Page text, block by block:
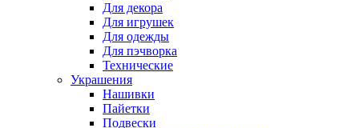
Для декора
Для игрушек
Для одежды
Для пэчворка
Технические
Украшения
Нашивки
Пайетки
Подвески